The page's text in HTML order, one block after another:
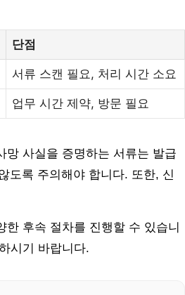
단점
서류 스캔 필요, 처리 시간 소요
업무 시간 제약, 방문 필요
망 사실을 증명하는 서류는 발급
도록 주의해야 합니다. 또한, 신
후속 절차를 진행할 수 있습니
시기 바랍니다.